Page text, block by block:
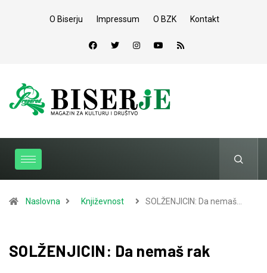
O Biserju Impressum O BZK Kontakt
Naslovna Književnost SOLŽENJICIN: Da nemaš…
SOLŽENJICIN: Da nemaš rak